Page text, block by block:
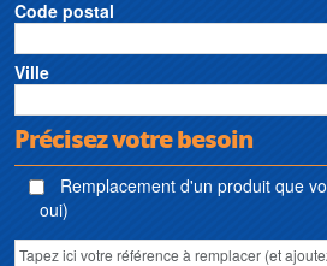
Code postal
Ville
Précisez votre besoin
Remplacement d'un produit que
oui)